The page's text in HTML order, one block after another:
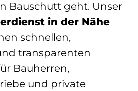
Bauschutt geht. Unser
in der Nähe
schnellen,
transparenten
Bauherren,
und private